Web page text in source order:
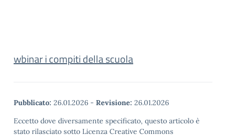
wbinar i compiti della scuola
Pubblicato: 26.01.2026 - Revisione: 26.01.2026
Eccetto dove diversamente specificato, questo articolo è
stato rilasciato sotto Licenza Creative Commons